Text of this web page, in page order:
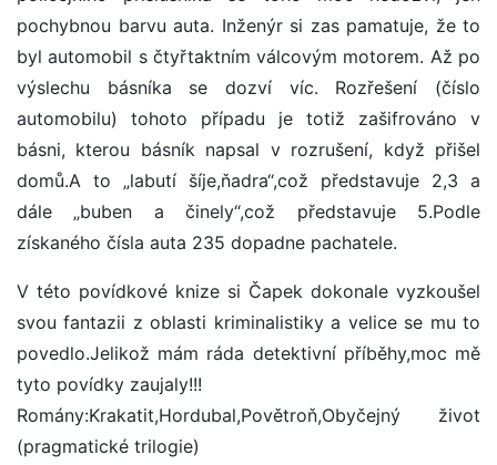
pochybnou barvu auta. Inženýr si zas pamatuje, že to
byl automobil s čtyřtaktním válcovým motorem. Až po
výslechu básníka se dozví víc. Rozřešení (číslo
automobilu) tohoto případu je totiž zašifrováno v
básni, kterou básník napsal v rozrušení, když přišel
domů.A to „labutí šíje,ňadra“,což představuje 2,3 a
dále „buben a činely“,což představuje 5.Podle
získaného čísla auta 235 dopadne pachatele.
V této povídkové knize si Čapek dokonale vyzkoušel
svou fantazii z oblasti kriminalistiky a velice se mu to
povedlo.Jelikož mám ráda detektivní příběhy,moc mě
tyto povídky zaujaly!!!
Romány:Krakatit,Hordubal,Povětroň,Obyčejný život
(pragmatické trilogie)